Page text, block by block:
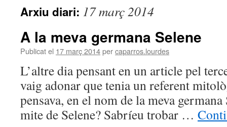
Arxiu diari: 17 març 2014
A la meva germana Selene
Publicat el 17 març 2014percaparros.lourdes
L’altre dia pensant en un article pel
vaig adonar que tenia un referent
pensava, en el nom de la meva
mite de Selene? Sabríeu trobar …